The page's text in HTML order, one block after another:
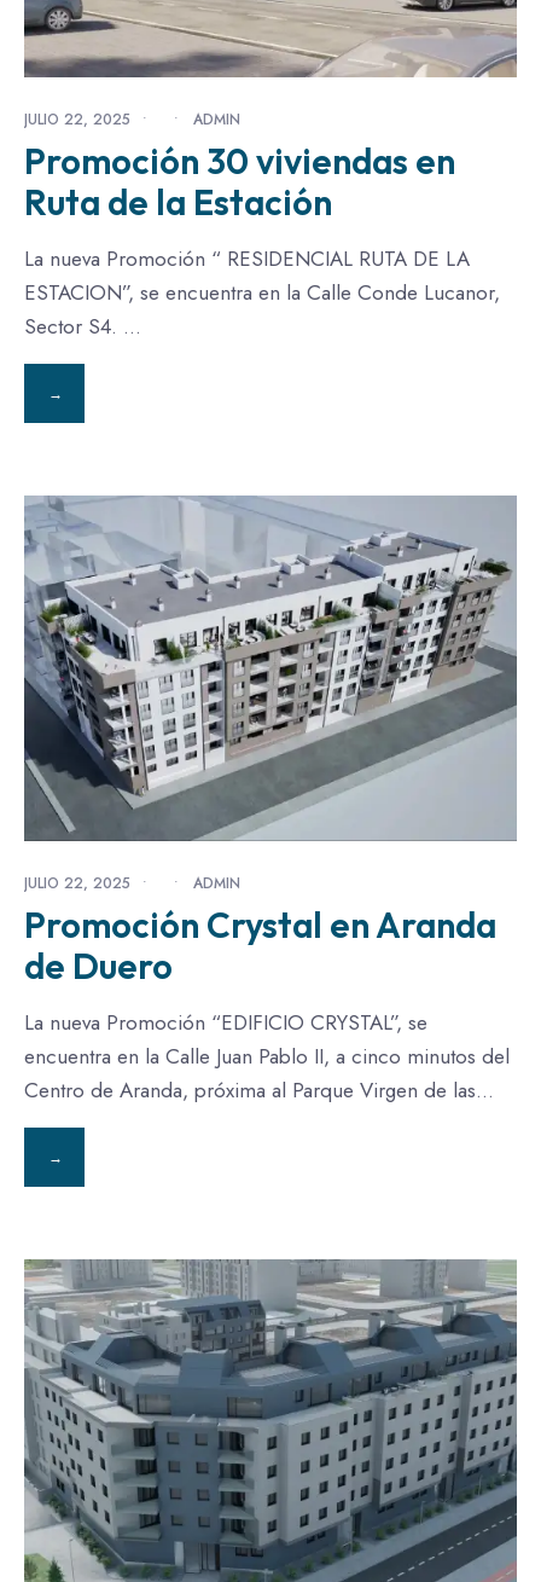
JULIO 22, 2025 • • ADMIN
Promoción 30 viviendas en
Ruta de la Estación
La nueva Promoción “ RESIDENCIAL RUTA DE LA
ESTACION”, se encuentra en la Calle Conde Lucanor,
Sector S4. ...
→
JULIO 22, 2025 • • ADMIN
Promoción Crystal en Aranda
de Duero
La nueva Promoción “EDIFICIO CRYSTAL”, se
encuentra en la Calle Juan Pablo II, a cinco minutos del
Centro de Aranda, próxima al Parque Virgen de las...
→